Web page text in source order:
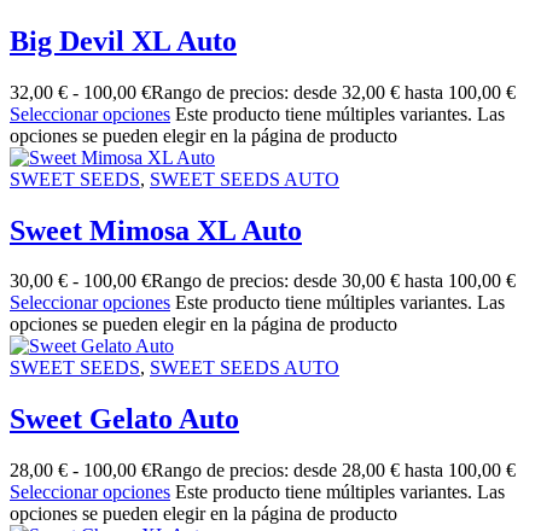
Big Devil XL Auto
32,00 € - 100,00 €Rango de precios: desde 32,00 € hasta 100,00 €
Seleccionar opciones Este producto tiene múltiples variantes. Las
opciones se pueden elegir en la página de producto
SWEET SEEDS, SWEET SEEDS AUTO
Sweet Mimosa XL Auto
30,00 € - 100,00 €Rango de precios: desde 30,00 € hasta 100,00 €
Seleccionar opciones Este producto tiene múltiples variantes. Las
opciones se pueden elegir en la página de producto
SWEET SEEDS, SWEET SEEDS AUTO
Sweet Gelato Auto
28,00 € - 100,00 €Rango de precios: desde 28,00 € hasta 100,00 €
Seleccionar opciones Este producto tiene múltiples variantes. Las
opciones se pueden elegir en la página de producto